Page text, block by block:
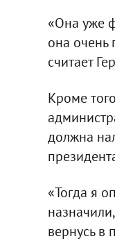
«Она уже
она очень
считает
Кроме
должна
«Тогда я
вернусь в